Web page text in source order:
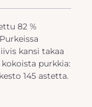
82 %
kansi takaa
purkkia:
145 astetta.